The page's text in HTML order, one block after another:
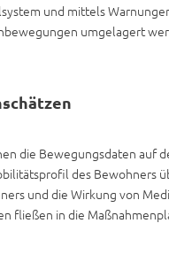
und mittels
umgelagert
die Bewegungsdaten auf
des Bewohners
und die Wirkung von
fließen in die